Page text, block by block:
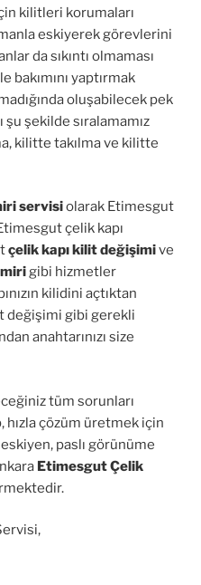
kilitleri korumaları
eskiyerek görevlerini
da sıkıntı olmaması
bakımını yaptırmak
oluşabilecek pek
şu şekilde sıralamamız
kilitte takılma ve kilitte
servisiolarak Etimesgut
çelik kapı
çelik kapı kilit değişimive
gibi hizmetler
kilidini açtıktan
değişimi gibi gerekli
anahtarınızı size
tüm sorunları
çözüm üretmek için
paslı görünüme
Etimesgut Çelik